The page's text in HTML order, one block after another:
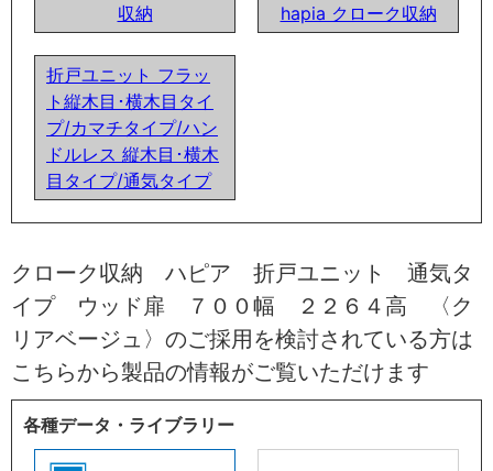
収納
hapia クローク収納
折戸ユニット フラッ
ト縦木目･横木目タイ
プ/カマチタイプ/ハン
ドルレス 縦木目･横木
目タイプ/通気タイプ
クローク収納 ハピア 折戸ユニット 通気タ
イプ ウッド扉 ７００幅 ２２６４高 〈ク
リアベージュ〉のご採用を検討されている方は
こちらから製品の情報がご覧いただけます
各種データ・ライブラリー